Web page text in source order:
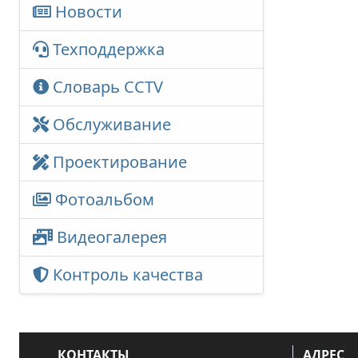
Новости
Техподдержка
Словарь CCTV
Обслуживание
Проектирование
Фотоальбом
Видеогалерея
Контроль качества